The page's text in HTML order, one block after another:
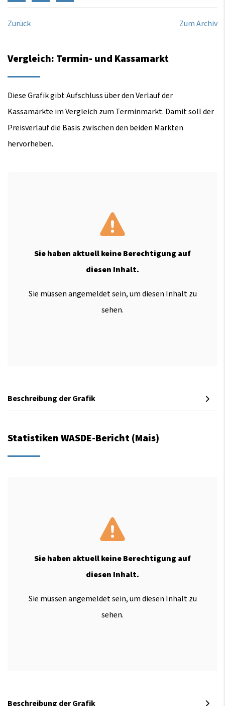
Zurück Zum Archiv
Vergleich: Termin- und Kassamarkt
Diese Grafik gibt Aufschluss über den Verlauf der
Kassamärkte im Vergleich zum Terminmarkt. Damit soll der
Preisverlauf die Basis zwischen den beiden Märkten
hervorheben.
Sie haben aktuell keine Berechtigung auf
diesen Inhalt.
Sie müssen angemeldet sein, um diesen Inhalt zu
sehen.
Beschreibung der Grafik
Statistiken WASDE-Bericht (Mais)
Sie haben aktuell keine Berechtigung auf
diesen Inhalt.
Sie müssen angemeldet sein, um diesen Inhalt zu
sehen.
Beschreibung der Grafik